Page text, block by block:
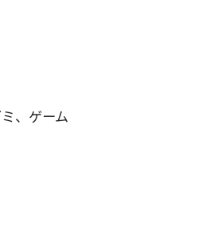
、ゲーム